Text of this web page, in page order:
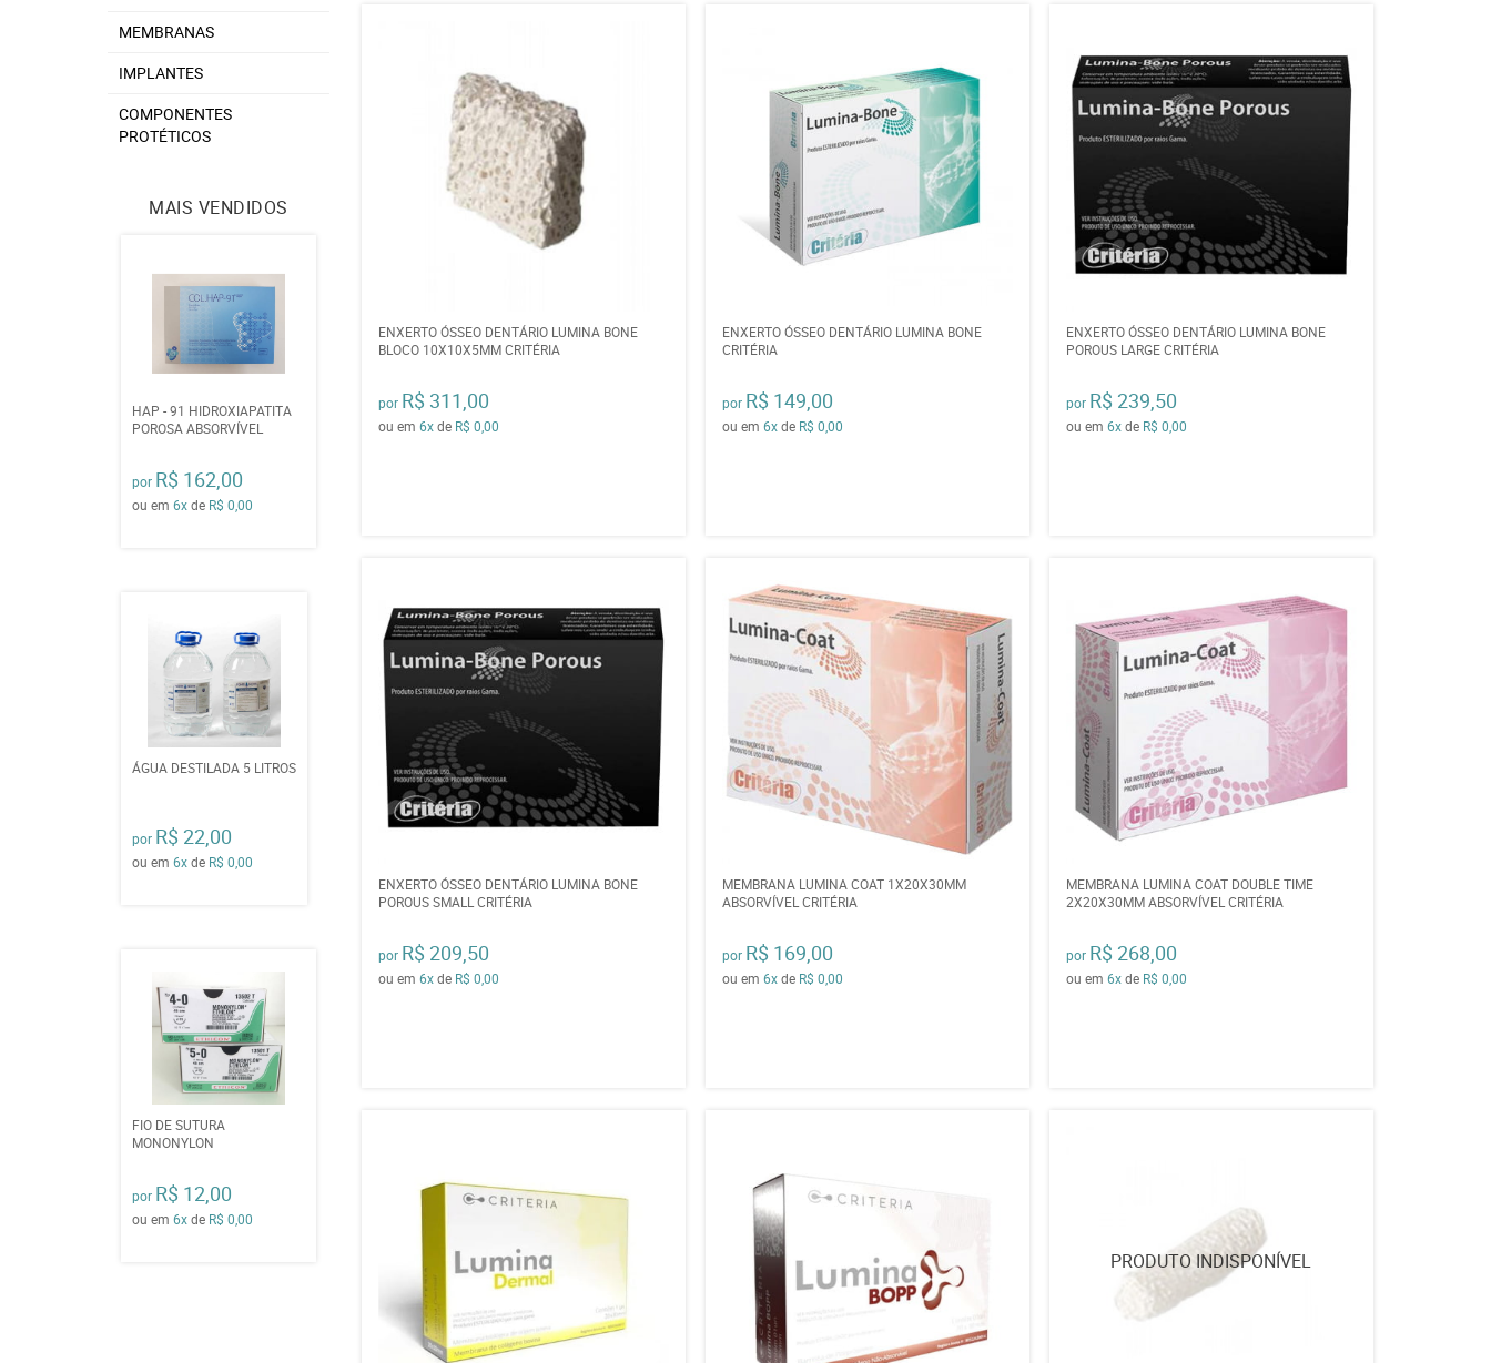
MEMBRANAS
IMPLANTES
COMPONENTES
PROTÉTICOS
MAIS VENDIDOS
HAP - 91 HIDROXIAPATITA
POROSA ABSORVÍVEL
por R$ 162,00
ou em 6xde R$ 0,00
ÁGUA DESTILADA 5 LITROS
por R$ 22,00
ou em 6xde R$ 0,00
FIO DE SUTURA
MONONYLON
por R$ 12,00
ou em 6xde R$ 0,00
ENXERTO ÓSSEO DENTÁRIO LUMINA BONE
BLOCO 10X10X5MM CRITÉRIA
por R$ 311,00
ou em6xde R$ 0,00
ENXERTO ÓSSEO DENTÁRIO LUMINA BONE
CRITÉRIA
por R$ 149,00
ou em6xde R$ 0,00
ENXERTO ÓSSEO DENTÁRIO LUMINA BONE
POROUS LARGE CRITÉRIA
por R$ 239,50
ou em6xde R$ 0,00
ENXERTO ÓSSEO DENTÁRIO LUMINA BONE
POROUS SMALL CRITÉRIA
por R$ 209,50
ou em6xde R$ 0,00
MEMBRANA LUMINA COAT 1X20X30MM
ABSORVÍVEL CRITÉRIA
por R$ 169,00
ou em6xde R$ 0,00
MEMBRANA LUMINA COAT DOUBLE TIME
2X20X30MM ABSORVÍVEL CRITÉRIA
por R$ 268,00
ou em6xde R$ 0,00